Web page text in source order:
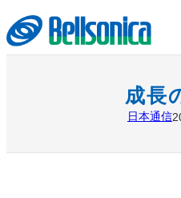
容
を
ス
成長
日本通信